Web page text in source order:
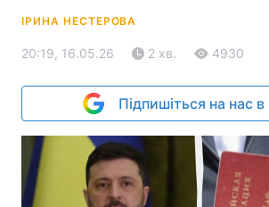
ІРИНА НЕСТЕРОВА
20:19, 16.05.26 2 хв. 4930
Підпишіться на нас